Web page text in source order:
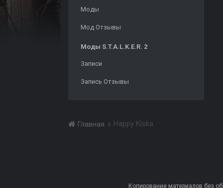
Моды
Мод Отзывы
Моды S.T.A.L.K.E.R. 2
Записи
Запись Отзывы
Главная Happy Kiska
Копирование материалов без